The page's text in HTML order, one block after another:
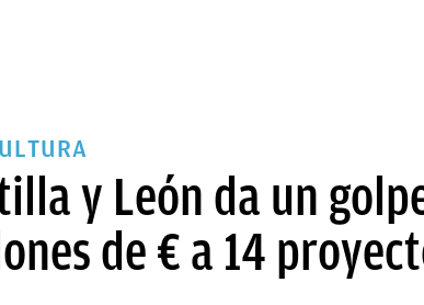
y León da un
de € a 14